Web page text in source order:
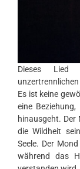
Dieses Lied
Es ist keine
eine
hinausgeht. Der
die Wildheit
Seele. Der
während das